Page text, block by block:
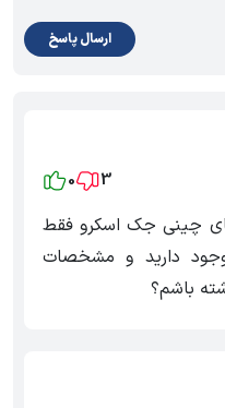
ارسال پاسخ
3
0
چینی جک اسکرو فقط
دارید و مشخصات
باشم؟